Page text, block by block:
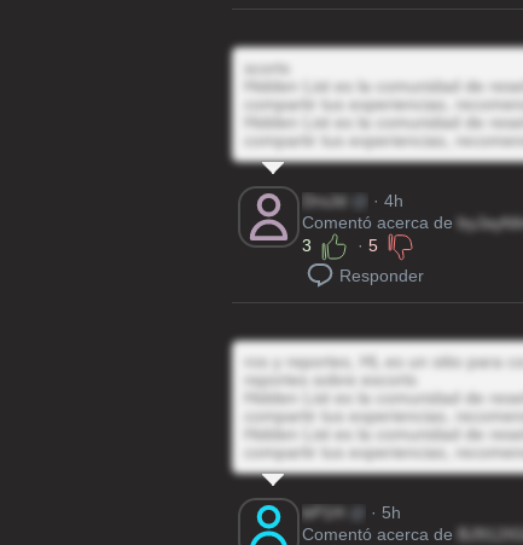
scorts
Hidden List es la comunidad de
compartir tus experiencias,
Hidden List es la comunidad de
compartir tus experiencias,
DrsJd
· 4h
Comentó acerca de
3
· 5
Responder
ros y reportes, HL es un sitio para
reportes sobre escorts
Hidden List es la comunidad de
compartir tus experiencias,
Hidden List es la comunidad de
compartir tus experiencias,
bP1H
· 5h
Comentó acerca de